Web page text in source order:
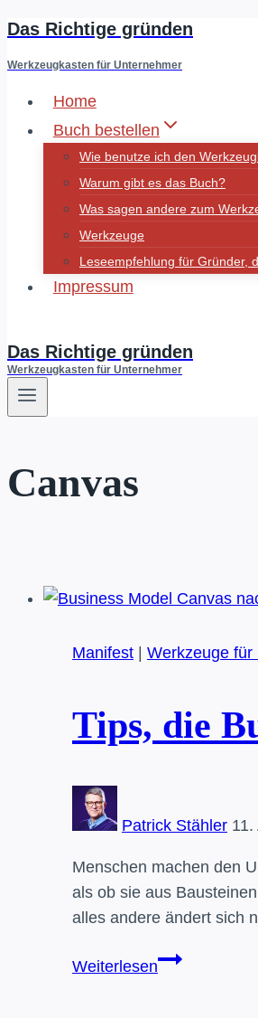
Zum
Das Richtige gründen
Werkzeugkasten für Unternehmer
Home
Buch bestellen
Wie benutze ich den
Warum gibt es das Buch?
Was sagen andere zum
Werkzeuge
Leseempfehlung für Gründer,
Impressum
Das Richtige gründen
Werkzeugkasten für Unternehmer
Canvas
Manifest Werkzeuge für
Tips, die
Patrick Stähler 11.
Menschen machen den
als ob sie aus
alles andere ändert sich
WeiterlesenTips,